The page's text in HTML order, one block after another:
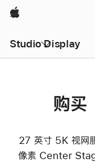
Apple
Studio Display
购
27 英寸 5K 视网
像素 Center